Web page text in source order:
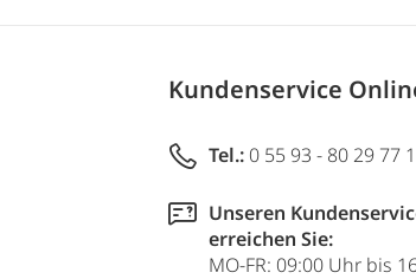
Kundenservice
Tel.: 0 55 93 - 80 29 77
Unseren
erreichen Sie:
MO-FR: 09:00 Uhr bis